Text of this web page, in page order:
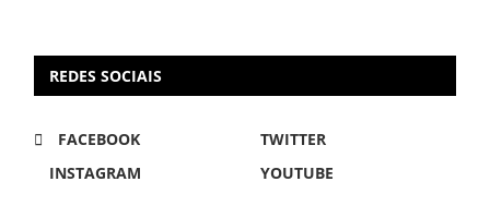
REDES SOCIAIS
FACEBOOK
TWITTER
INSTAGRAM
YOUTUBE